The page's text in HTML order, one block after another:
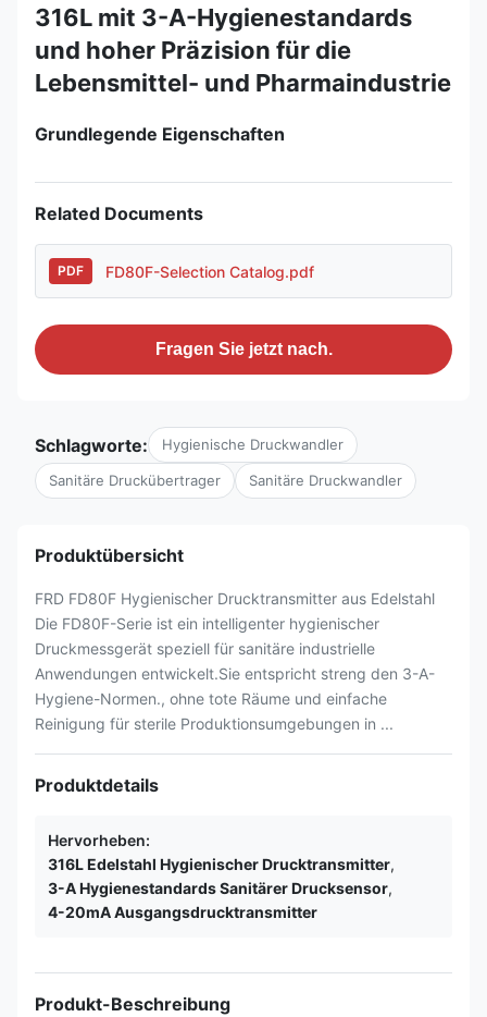
316L mit 3-A-Hygienestandards
und hoher Präzision für die
Lebensmittel- und Pharmaindustrie
Grundlegende Eigenschaften
Related Documents
PDF FD80F-Selection Catalog.pdf
Fragen Sie jetzt nach.
Schlagworte: Hygienische Druckwandler
Sanitäre Druckübertrager Sanitäre Druckwandler
Produktübersicht
FRD FD80F Hygienischer Drucktransmitter aus Edelstahl
Die FD80F-Serie ist ein intelligenter hygienischer
Druckmessgerät speziell für sanitäre industrielle
Anwendungen entwickelt.Sie entspricht streng den 3-A-
Hygiene-Normen., ohne tote Räume und einfache
Reinigung für sterile Produktionsumgebungen in ...
Produktdetails
Hervorheben:
316L Edelstahl Hygienischer Drucktransmitter,
3-A Hygienestandards Sanitärer Drucksensor,
4-20mA Ausgangsdrucktransmitter
Produkt-Beschreibung